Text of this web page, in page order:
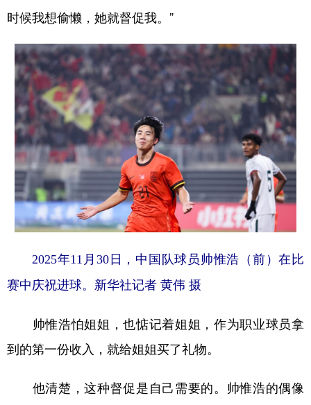
时候我想偷懒，她就督促我。”
2025年11月30日，中国队球员帅惟浩（前）在比
赛中庆祝进球。新华社记者 黄伟 摄
帅惟浩怕姐姐，也惦记着姐姐，作为职业球员拿
到的第一份收入，就给姐姐买了礼物。
他清楚，这种督促是自己需要的。帅惟浩的偶像